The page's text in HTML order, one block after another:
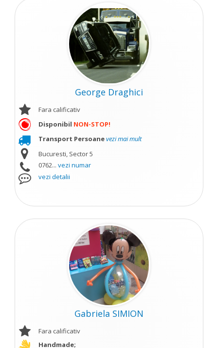
George Draghici
Fara calificativ
Disponibil NON-STOP!
Transport Persoanevezi mai mult
Bucuresti, Sector 5
0762... vezi numar
vezi detalii
Gabriela SIMION
Fara calificativ
Handmade;